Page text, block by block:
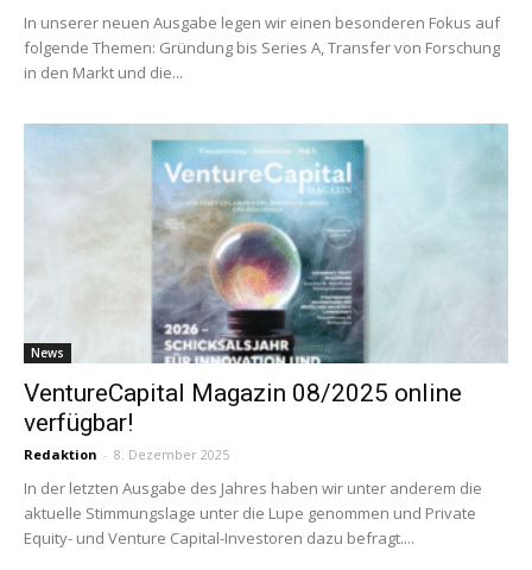
In unserer neuen Ausgabe legen wir einen besonderen Fokus auf
folgende Themen: Gründung bis Series A, Transfer von Forschung
in den Markt und die...
News
VentureCapital Magazin 08/2025 online
verfügbar!
Redaktion - 8. Dezember 2025
In der letzten Ausgabe des Jahres haben wir unter anderem die
aktuelle Stimmungslage unter die Lupe genommen und Private
Equity- und Venture Capital-Investoren dazu befragt....